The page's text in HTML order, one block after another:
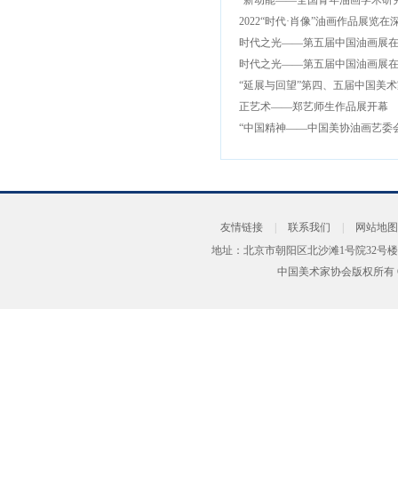
2022“时代·肖像”油画作品展览在
时代之光——第五届中国油画展
时代之光——第五届中国油画展
正艺术——郑艺师生作品展开幕
友情链接 联系我们
网站地图
地址：北京市朝阳区北沙滩1号院32号
中国美术家协会版权所有